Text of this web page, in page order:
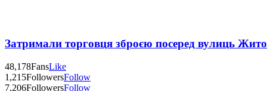
Затримали торговця зброєю посеред вулиць
48,178FansLike
1,215FollowersFollow
7,206FollowersFollow